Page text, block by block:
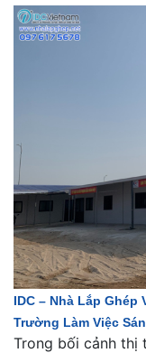
IDC – Nhà Lắp Ghép
Trường Làm Việc
Trong bối cảnh thị